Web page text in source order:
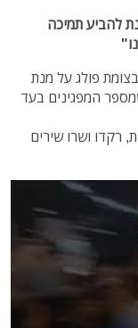
להביע תמיכה
מהימין בצומת פולג על מנת
המפגינים בעד
רקדו ושרו שירים